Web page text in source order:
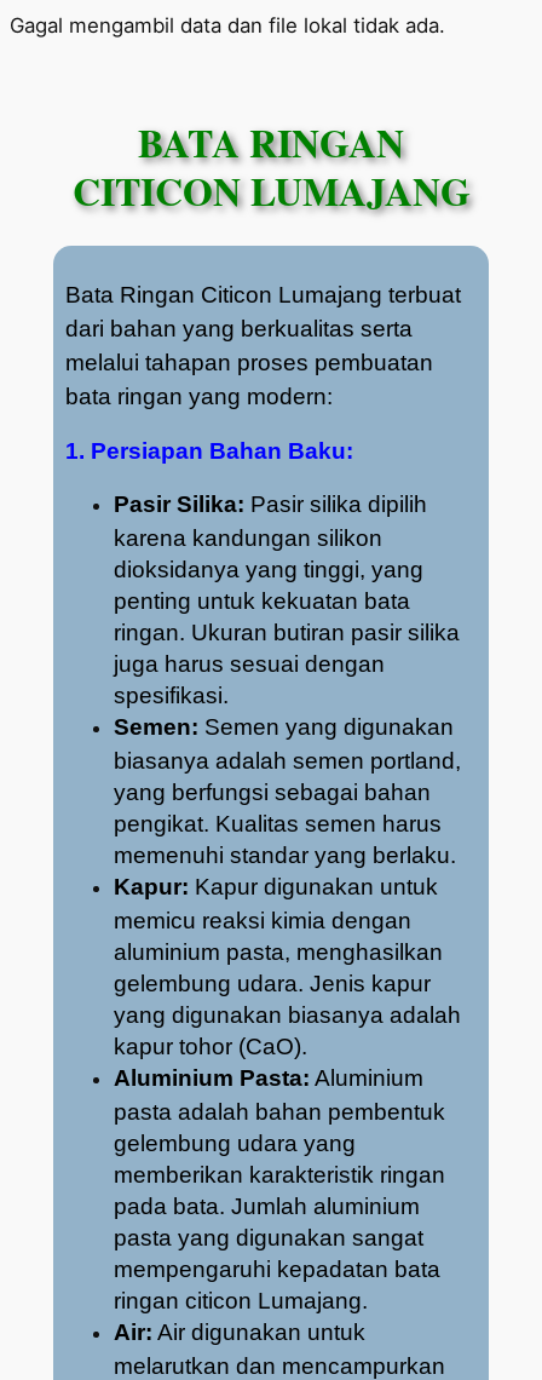
Gagal mengambil data dan file lokal tidak ada.
BATA RINGAN
CITICON LUMAJANG
Bata Ringan Citicon Lumajang terbuat
dari bahan yang berkualitas serta
melalui tahapan proses pembuatan
bata ringan yang modern:
1. Persiapan Bahan Baku:
Pasir Silika: Pasir silika dipilih
karena kandungan silikon
dioksidanya yang tinggi, yang
penting untuk kekuatan bata
ringan. Ukuran butiran pasir silika
juga harus sesuai dengan
spesifikasi.
Semen: Semen yang digunakan
biasanya adalah semen portland,
yang berfungsi sebagai bahan
pengikat. Kualitas semen harus
memenuhi standar yang berlaku.
Kapur: Kapur digunakan untuk
memicu reaksi kimia dengan
aluminium pasta, menghasilkan
gelembung udara. Jenis kapur
yang digunakan biasanya adalah
kapur tohor (CaO).
Aluminium Pasta: Aluminium
pasta adalah bahan pembentuk
gelembung udara yang
memberikan karakteristik ringan
pada bata. Jumlah aluminium
pasta yang digunakan sangat
mempengaruhi kepadatan bata
ringan citicon Lumajang.
Air: Air digunakan untuk
melarutkan dan mencampurkan